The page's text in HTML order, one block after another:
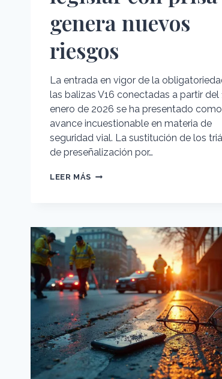
genera nuevos
riesgos
La entrada en vigor de la
las balizas V16 conectadas a partir del
enero de 2026 se ha presentado
avance incuestionable en materia de
seguridad vial. La sustitución de los
de preseñalización por…
LEER MÁS CRIMINOLOGÍA
CUANDO
LEGISLAR
CON
PRISA
GENERA
NUEVOS
RIESGOS